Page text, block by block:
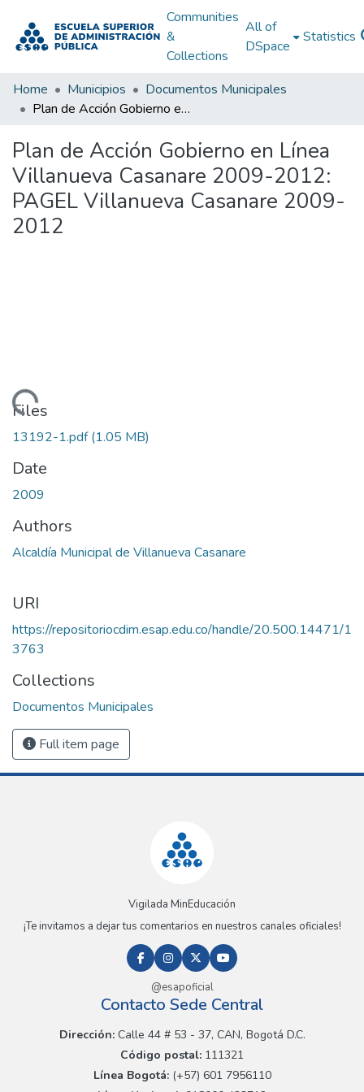
Communities
&
Collections
All of
DSpace
Statistics
Home Municipios
Documentos Municipales
Plan de Acción Gobierno en Línea Villanueva Casanare 2009-2012: PAGEL Villanueva Casanare 2009-2012
Plan de Acción Gobierno en Línea
Villanueva Casanare 2009-2012:
PAGEL Villanueva Casanare 2009-
2012
Loading...
Files
13192-1.pdf(1.05 MB)
Date
2009
Authors
Alcaldía Municipal de Villanueva Casanare
URI
https://repositoriocdim.esap.edu.co/handle/20.500.14471/1
3763
Collections
Documentos Municipales
Full item page
Vigilada MinEducación
¡Te invitamos a dejar tus comentarios en nuestros canales oficiales!
@esapoficial
Contacto Sede Central
Dirección:Calle 44 # 53 - 37, CAN, Bogotá D.C.
Código postal: 111321
Línea Bogotá:(+57) 601 7956110